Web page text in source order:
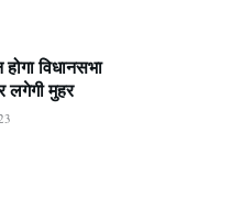
विधानसभा
लगेगी मुहर